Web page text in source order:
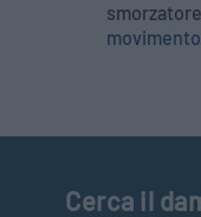
movimento
Cerca il